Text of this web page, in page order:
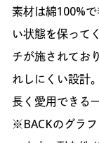
素材は綿100%
い状態を保って
チが施されてお
れしにくい設計
長く愛用できる
※BACKのグラ